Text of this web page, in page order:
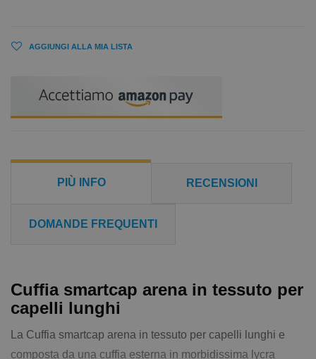
AGGIUNGI ALLA MIA LISTA
PIÙ INFO RECENSIONI
DOMANDE FREQUENTI
Cuffia smartcap arena in tessuto per
capelli lunghi
La Cuffia smartcap arena in tessuto per capelli lunghi e
composta da una cuffia esterna in morbidissima lycra